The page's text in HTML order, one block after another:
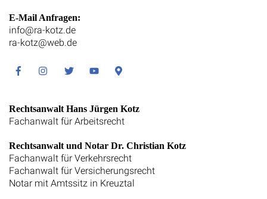
E-Mail Anfragen:
info@ra-kotz.de
ra-kotz@web.de
FacebookInstagramTwitter YoutubeGoogle
Rechtsanwalt Hans Jürgen Kotz
Fachanwalt für Arbeitsrecht
Rechtsanwalt und Notar Dr. Christian Kotz
Fachanwalt für Verkehrsrecht
Fachanwalt für Versicherungsrecht
Notar mit Amtssitz in Kreuztal